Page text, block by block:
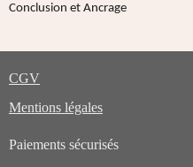
Conclusion et Ancrage
CGV
Mentions légales
Paiements sécurisés